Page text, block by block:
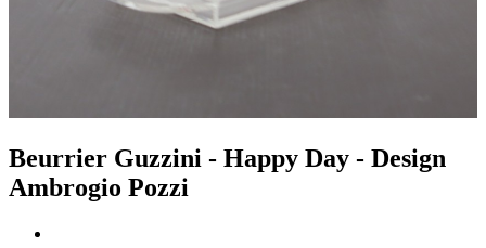
Beurrier Guzzini - Happy Day - Design
Ambrogio Pozzi